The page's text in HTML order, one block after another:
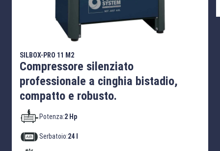
SILBOX-PRO 11 M2
Compressore silenziato
professionale a cinghia bistadio,
compatto e robusto.
Potenza:2 Hp
Serbatoio:24 l